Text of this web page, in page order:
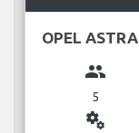
OPEL ASTRA
group
5
miscellaneous_services